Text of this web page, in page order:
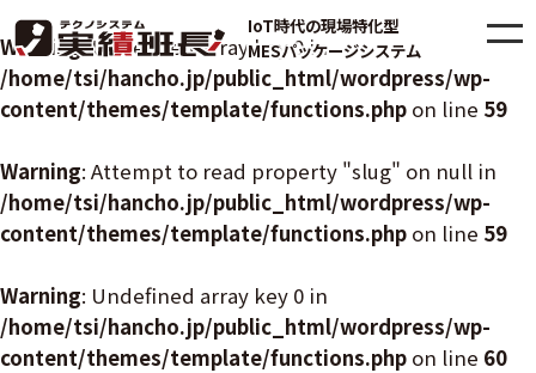
Warning: Undefined array key 0 in
/home/tsi/hancho.jp/public_html/wordpress/wp-
content/themes/template/functions.php on line 59
Warning: Attempt to read property "slug" on null in
/home/tsi/hancho.jp/public_html/wordpress/wp-
content/themes/template/functions.php on line 59
Warning: Undefined array key 0 in
/home/tsi/hancho.jp/public_html/wordpress/wp-
content/themes/template/functions.php on line 60
IoT時代の現場特化型
MESパッケージシステム